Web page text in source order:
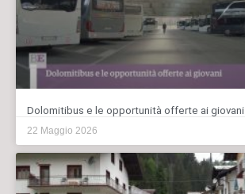
Dolomitibus e le opportunità offerte ai giovani
22 Maggio 2026